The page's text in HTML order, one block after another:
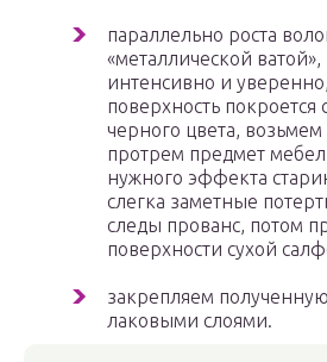
параллельно роста
«металлической
интенсивно и уверенно,
поверхность покроется
черного цвета,
протрем предмет
нужного эффекта
слегка заметные
следы прованс, потом
поверхности сухой
закрепляем
лаковыми слоями.